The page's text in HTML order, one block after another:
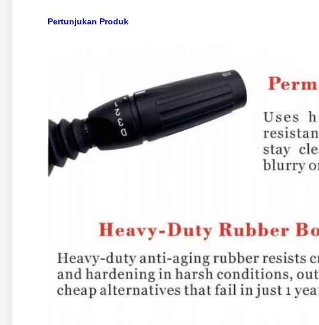
Pertunjukan Produk